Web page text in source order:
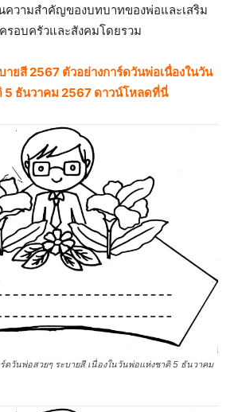
ความสำคัญของบทบาทของพ่อและเสริม
รอบครัวและสังคมโดยรวม
ายสี 2567 ตัวอย่างการ์ดวันพ่อเนื่องในวัน
5 ธันวาคม 2567 ดาวน์โหลดที่นี่
ดวันพ่อสวยๆ ระบายสี เนื่องในวันพ่อแห่งชาติ 5 ธันวาคม